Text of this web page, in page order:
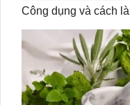
Công dụng và cách